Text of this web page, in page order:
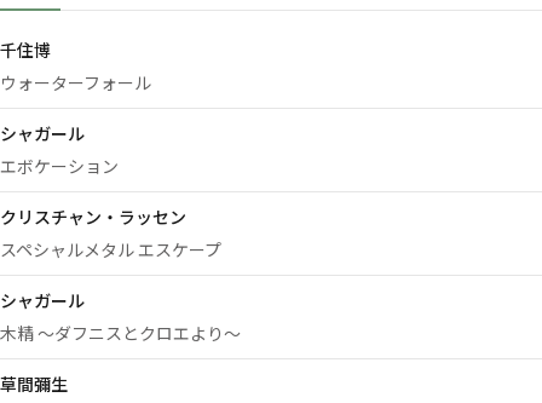
千住博
ウォーターフォール
シャガール
エボケーション
クリスチャン・ラッセン
スペシャルメタル エスケープ
シャガール
木精 ～ダフニスとクロエより～
草間彌生